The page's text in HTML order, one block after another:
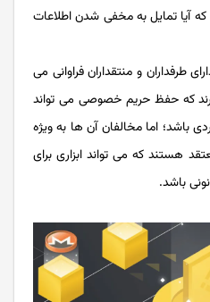
آیا تمایل به مخفی شدن اطلاعات
طرفداران و منتقداران فراوانی می
که حفظ حریم خصوصی می تواند
باشد؛ اما مخالفان آن ها به ویژه
هستند که می تواند ابزاری برای
باشد.